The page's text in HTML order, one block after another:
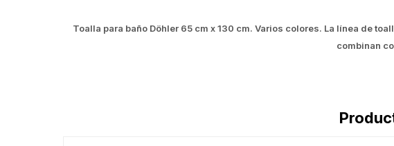
Toalla para baño Döhler 65 cm x 130 cm. Varios colores. La línea de
combinan